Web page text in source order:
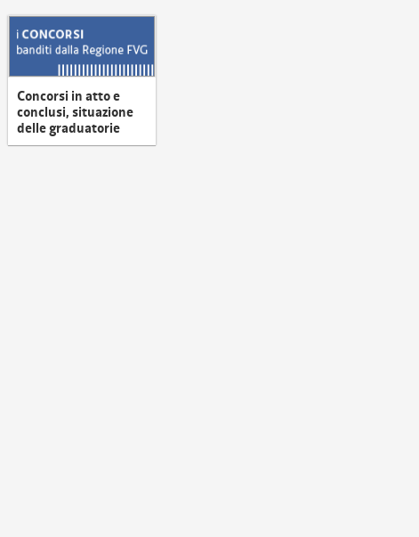
Concorsi in atto e
conclusi, situazione
delle graduatorie